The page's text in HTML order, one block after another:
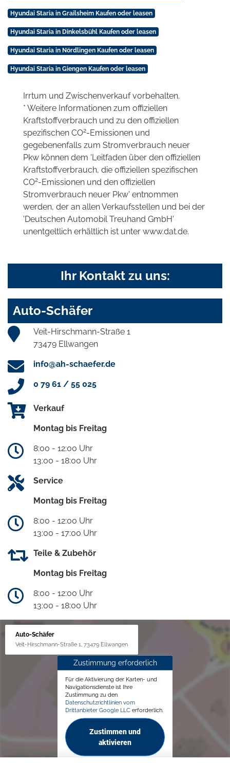
Hyundai Staria in Grailsheim Kaufen oder leasen
Hyundai Staria in Dinkelsbühl Kaufen oder leasen
Hyundai Staria in Nördlingen Kaufen oder leasen
Hyundai Staria in Giengen Kaufen oder leasen
Irrtum und Zwischenverkauf vorbehalten.
* Weitere Informationen zum offiziellen
Kraftstoffverbrauch und zu den offiziellen
spezifischen CO2-Emissionen und
gegebenenfalls zum Stromverbrauch neuer
Pkw können dem 'Leitfaden über den offiziellen
Kraftstoffverbrauch, die offiziellen spezifischen
CO2-Emissionen und den offiziellen
Stromverbrauch neuer Pkw' entnommen
werden, der an allen Verkaufsstellen und bei der
'Deutschen Automobil Treuhand GmbH'
unentgeltlich erhältlich ist unter www.dat.de.
Ihr Kontakt zu uns:
Auto-Schäfer
Veit-Hirschmann-Straße 1
73479 Ellwangen
info@ah-schaefer.de
0 79 61 / 55 025
Verkauf
Montag bis Freitag
8:00 - 12:00 Uhr
13:00 - 18:00 Uhr
Service
Montag bis Freitag
8:00 - 12:00 Uhr
13:00 - 17:00 Uhr
Teile & Zubehör
Montag bis Freitag
8:00 - 12:00 Uhr
13:00 - 18:00 Uhr
Auto-Schäfer
Veit-Hirschmann-Straße 1, 73479 Ellwangen
Zustimmung erforderlich
Für die Aktivierung der Karten- und
Navigationsdienste ist Ihre
Zustimmung zu den
Datenschutzrichtlinien vom
Drittanbieter Google LLC erforderlich.
Zustimmen und
aktivieren